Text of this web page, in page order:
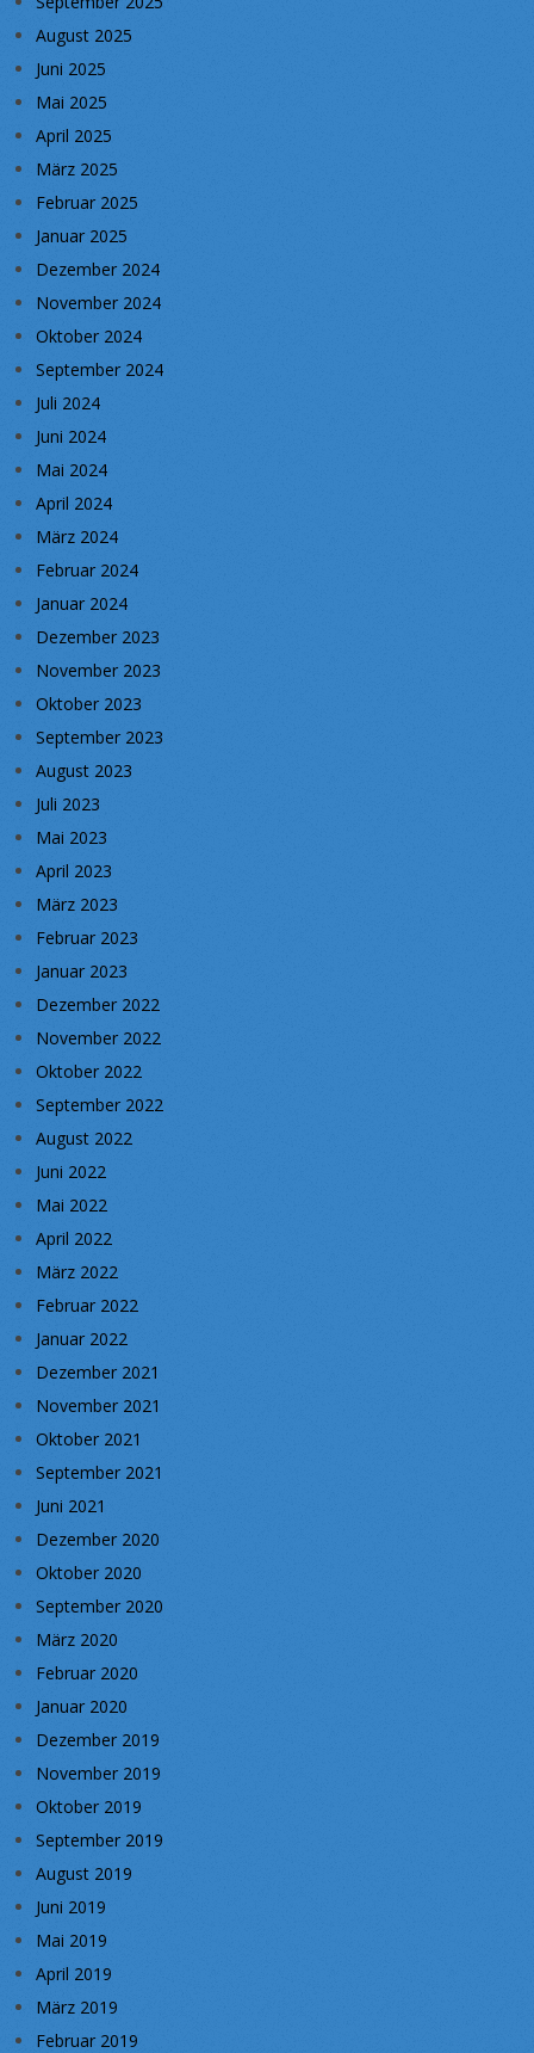
August 2025
Juni 2025
Mai 2025
April 2025
März 2025
Februar 2025
Januar 2025
Dezember 2024
November 2024
Oktober 2024
September 2024
Juli 2024
Juni 2024
Mai 2024
April 2024
März 2024
Februar 2024
Januar 2024
Dezember 2023
November 2023
Oktober 2023
September 2023
August 2023
Juli 2023
Mai 2023
April 2023
März 2023
Februar 2023
Januar 2023
Dezember 2022
November 2022
Oktober 2022
September 2022
August 2022
Juni 2022
Mai 2022
April 2022
März 2022
Februar 2022
Januar 2022
Dezember 2021
November 2021
Oktober 2021
September 2021
Juni 2021
Dezember 2020
Oktober 2020
September 2020
März 2020
Februar 2020
Januar 2020
Dezember 2019
November 2019
Oktober 2019
September 2019
August 2019
Juni 2019
Mai 2019
April 2019
März 2019
Februar 2019